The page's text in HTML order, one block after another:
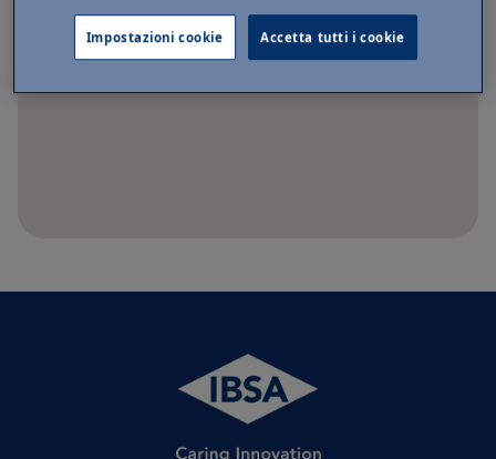
Accetta tutti i cookie
Impostazioni cookie